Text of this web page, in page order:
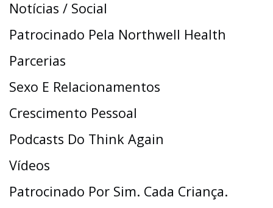
Notícias / Social
Patrocinado Pela Northwell Health
Parcerias
Sexo E Relacionamentos
Crescimento Pessoal
Podcasts Do Think Again
Vídeos
Patrocinado Por Sim. Cada Criança.